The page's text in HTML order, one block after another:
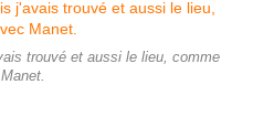
trouvé et aussi le lieu, comme